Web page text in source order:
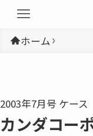
ホーム
2003年7月号 ケース
カンダコー